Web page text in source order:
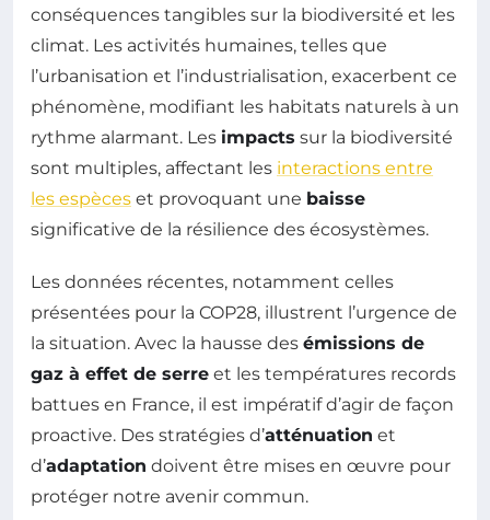
conséquences tangibles sur la biodiversité et les
climat. Les activités humaines, telles que
l’urbanisation et l’industrialisation, exacerbent ce
phénomène, modifiant les habitats naturels à un
rythme alarmant. Les impacts sur la biodiversité
sont multiples, affectant les interactions entre
les espèces et provoquant une baisse
significative de la résilience des écosystèmes.
Les données récentes, notamment celles
présentées pour la COP28, illustrent l’urgence de
la situation. Avec la hausse des émissions de
gaz à effet de serre et les températures records
battues en France, il est impératif d’agir de façon
proactive. Des stratégies d’atténuation et
d’adaptation doivent être mises en œuvre pour
protéger notre avenir commun.